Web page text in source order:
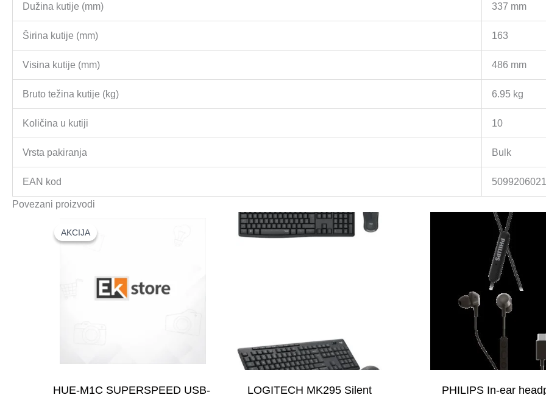
Dužina kutije (mm) 337 mm
Širina kutije (mm) 163
Visina kutije (mm) 486 mm
Bruto težina kutije (kg) 6.95 kg
Količina u kutiji 10
Vrsta pakiranja Bulk
EAN kod
Povezani proizvodi
AKCIJA
AKCIJA
HUE-M1C SUPERSPEED USB- LOGITECH MK295 Silent PHILIPS In-ear